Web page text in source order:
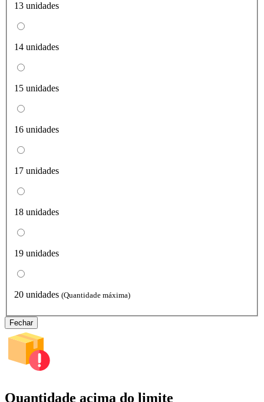
13 unidades
14 unidades
15 unidades
16 unidades
17 unidades
18 unidades
19 unidades
20 unidades (Quantidade máxima)
Fechar
Quantidade acima do limite